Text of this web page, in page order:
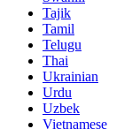
Tajik
Tamil
Telugu
Thai
Ukrainian
Urdu
Uzbek
Vietnamese